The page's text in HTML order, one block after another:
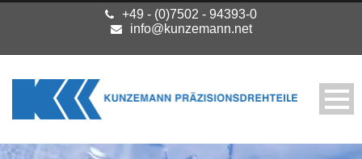
+49 - (0)7502 - 94393-0
info@kunzemann.net